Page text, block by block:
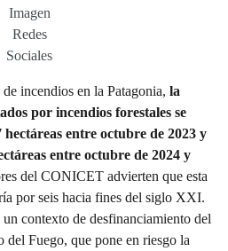
Imagen
Redes
Sociales
incendios en la Patagonia, la
por incendios forestales se
entre octubre de 2023 y
entre octubre de 2024 y
del CONICET advierten que esta
por seis hacia fines del siglo XXI.
contexto de desfinanciamiento del
Fuego, que pone en riesgo la